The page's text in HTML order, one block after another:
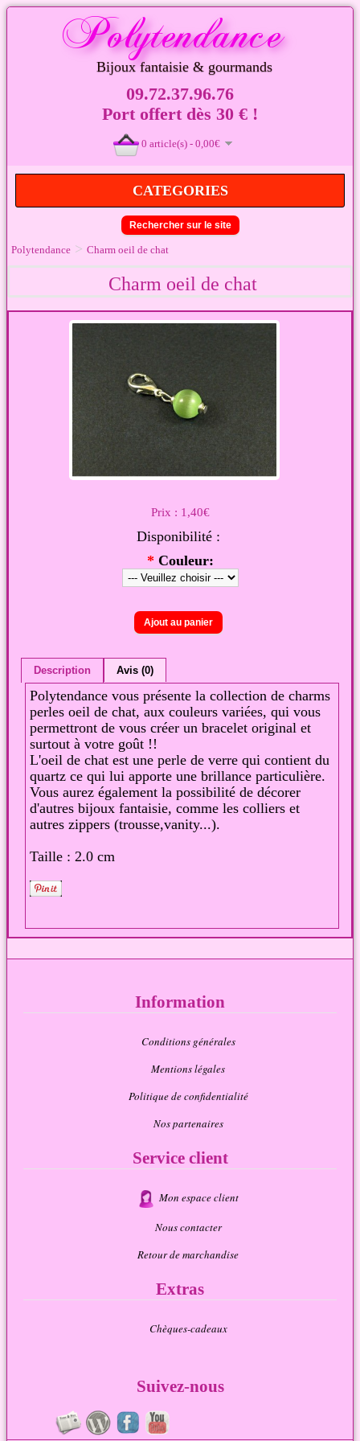
Bijoux fantaisie & gourmands
09.72.37.96.76
Port offert dès 30 € !
0 article(s) - 0,00€
CATEGORIES
Rechercher sur le site
Polytendance > Charm oeil de chat
Charm oeil de chat
Prix : 1,40€
Disponibilité :
* Couleur:
Description Avis (0)
Polytendance vous présente la collection de charms
perles oeil de chat, aux couleurs variées, qui vous
permettront de vous créer un bracelet original et
surtout à votre goût !!
L'oeil de chat est une perle de verre qui contient du
quartz ce qui lui apporte une brillance particulière.
Vous aurez également la possibilité de décorer
d'autres bijoux fantaisie, comme les colliers et
autres zippers (trousse,vanity...).
Taille : 2.0 cm
Information
Conditions générales
Mentions légales
Politique de confidentialité
Nos partenaires
Service client
Mon espace client
Nous contacter
Retour de marchandise
Extras
Chèques-cadeaux
Suivez-nous